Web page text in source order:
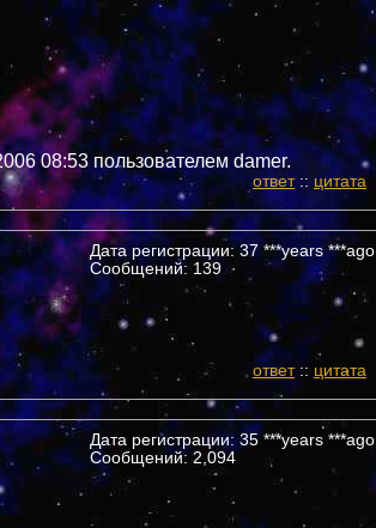
08:53 пользователем damer.
ответ:: цитата
Дата регистрации: 37 ***years ***ago
Сообщений: 139
ответ:: цитата
Дата регистрации: 35 ***years ***ago
Сообщений: 2,094